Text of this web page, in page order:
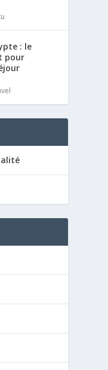
: le
pour